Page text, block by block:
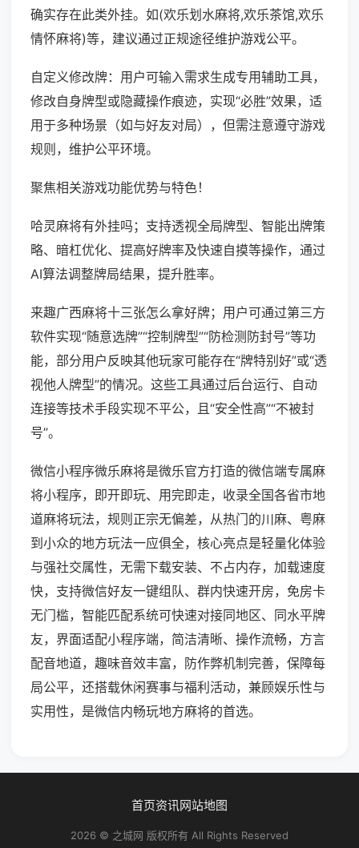
确实存在此类外挂。如(欢乐划水麻将,欢乐茶馆,欢乐
情怀麻将)等，建议通过正规途径维护游戏公平。
自定义修改牌：用户可输入需求生成专用辅助工具，
修改自身牌型或隐藏操作痕迹，实现“必胜”效果，适
用于多种场景（如与好友对局），但需注意遵守游戏
规则，维护公平环境。
聚焦相关游戏功能优势与特色！
哈灵麻将有外挂吗；支持透视全局牌型、智能出牌策
略、暗杠优化、提高好牌率及快速自摸等操作，通过
AI算法调整牌局结果，提升胜率。
来趣广西麻将十三张怎么拿好牌；用户可通过第三方
软件实现“随意选牌”“控制牌型”“防检测防封号”等功
能，部分用户反映其他玩家可能存在“牌特别好”或“透
视他人牌型”的情况。这些工具通过后台运行、自动
连接等技术手段实现不平公，且“安全性高”“不被封
号”。
微信小程序微乐麻将是微乐官方打造的微信端专属麻
将小程序，即开即玩、用完即走，收录全国各省市地
道麻将玩法，规则正宗无偏差，从热门的川麻、粤麻
到小众的地方玩法一应俱全，核心亮点是轻量化体验
与强社交属性，无需下载安装、不占内存，加载速度
快，支持微信好友一键组队、群内快速开房，免房卡
无门槛，智能匹配系统可快速对接同地区、同水平牌
友，界面适配小程序端，简洁清晰、操作流畅，方言
配音地道，趣味音效丰富，防作弊机制完善，保障每
局公平，还搭载休闲赛事与福利活动，兼顾娱乐性与
实用性，是微信内畅玩地方麻将的首选。
首页资讯网站地图
2026 © 之城网 版权所有 All Rights Reserved